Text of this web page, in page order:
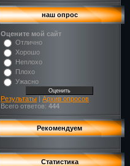
наш опрос
Оцените мой сайт
Отлично
Хорошо
Неплохо
Плохо
Ужасно
Результаты | Архив опросов
Всего ответов: 444
Рекомендуем
Статистика